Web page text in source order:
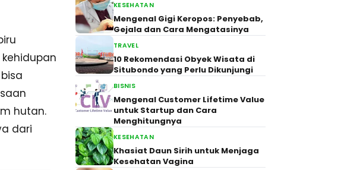
hutan.
dari
KESEHATAN
Mengenal Gigi Keropos: Penyebab,
Gejala dan Cara Mengatasinya
TRAVEL
10 Rekomendasi Obyek Wisata di
Situbondo yang Perlu Dikunjungi
BISNIS
Mengenal Customer Lifetime Value
untuk Startup dan Cara
Menghitungnya
KESEHATAN
Khasiat Daun Sirih untuk Menjaga
Kesehatan Vagina